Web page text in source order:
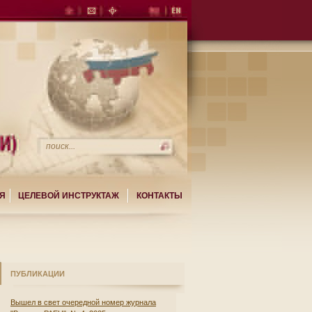
ЦЕЛЕВОЙ ИНСТРУКТАЖ КОНТАКТЫ
ПУБЛИКАЦИИ
Вышел в свет очередной номер журнала